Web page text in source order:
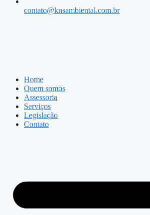
contato@knsambiental.com.br
Home
Quem somos
Assessoria
Serviços
Legislação
Contato